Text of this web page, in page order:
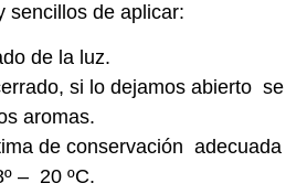
sencillos de aplicar:
de la luz.
si lo dejamos abierto se
aromas.
de conservación adecuada
– 20 ºC.